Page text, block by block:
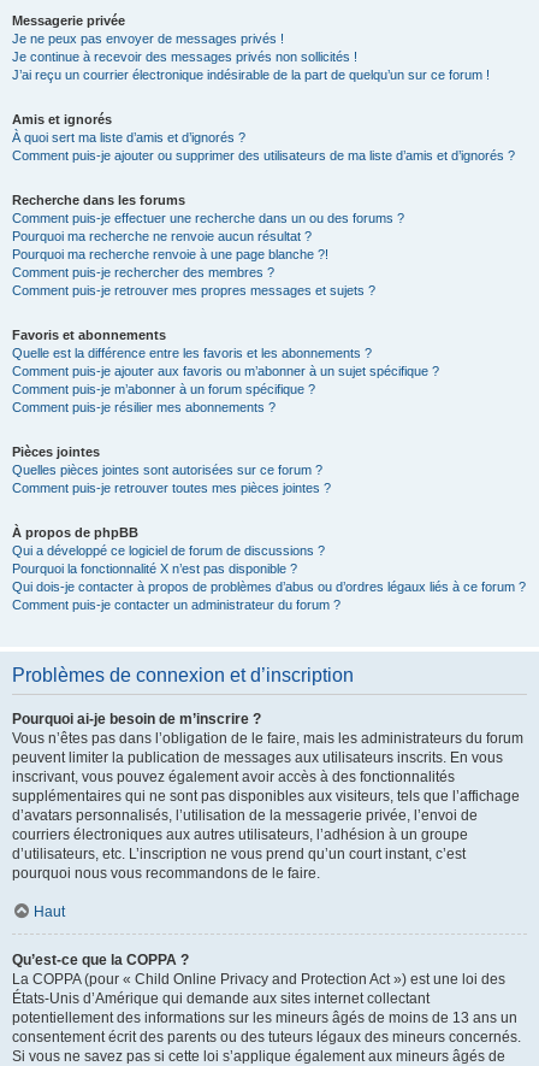
Messagerie privée
Je ne peux pas envoyer de messages privés !
Je continue à recevoir des messages privés non sollicités !
J’ai reçu un courrier électronique indésirable de la part de quelqu’un sur ce forum !
Amis et ignorés
À quoi sert ma liste d’amis et d’ignorés ?
Comment puis-je ajouter ou supprimer des utilisateurs de ma liste d’amis et d’ignorés ?
Recherche dans les forums
Comment puis-je effectuer une recherche dans un ou des forums ?
Pourquoi ma recherche ne renvoie aucun résultat ?
Pourquoi ma recherche renvoie à une page blanche ?!
Comment puis-je rechercher des membres ?
Comment puis-je retrouver mes propres messages et sujets ?
Favoris et abonnements
Quelle est la différence entre les favoris et les abonnements ?
Comment puis-je ajouter aux favoris ou m’abonner à un sujet spécifique ?
Comment puis-je m’abonner à un forum spécifique ?
Comment puis-je résilier mes abonnements ?
Pièces jointes
Quelles pièces jointes sont autorisées sur ce forum ?
Comment puis-je retrouver toutes mes pièces jointes ?
À propos de phpBB
Qui a développé ce logiciel de forum de discussions ?
Pourquoi la fonctionnalité X n’est pas disponible ?
Qui dois-je contacter à propos de problèmes d’abus ou d’ordres légaux liés à ce forum ?
Comment puis-je contacter un administrateur du forum ?
Problèmes de connexion et d’inscription
Pourquoi ai-je besoin de m’inscrire ?
Vous n’êtes pas dans l’obligation de le faire, mais les administrateurs du forum
peuvent limiter la publication de messages aux utilisateurs inscrits. En vous
inscrivant, vous pouvez également avoir accès à des fonctionnalités
supplémentaires qui ne sont pas disponibles aux visiteurs, tels que l’affichage
d’avatars personnalisés, l’utilisation de la messagerie privée, l’envoi de
courriers électroniques aux autres utilisateurs, l’adhésion à un groupe
d’utilisateurs, etc. L’inscription ne vous prend qu’un court instant, c’est
pourquoi nous vous recommandons de le faire.
Haut
Qu’est-ce que la COPPA ?
La COPPA (pour « Child Online Privacy and Protection Act ») est une loi des
États-Unis d’Amérique qui demande aux sites internet collectant
potentiellement des informations sur les mineurs âgés de moins de 13 ans un
consentement écrit des parents ou des tuteurs légaux des mineurs concernés.
Si vous ne savez pas si cette loi s’applique également aux mineurs âgés de